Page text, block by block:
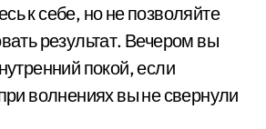
к себе, но не позволяйте
результат. Вечером вы
покой, если
волнениях вы не свернули